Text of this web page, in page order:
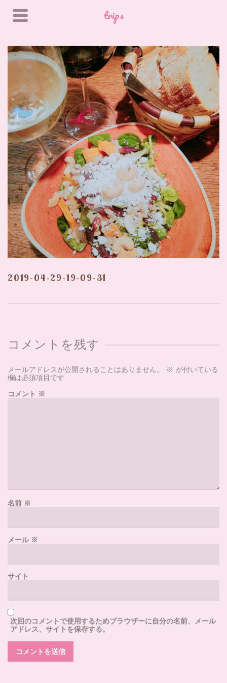
trips
2019-04-29-19-09-31
コメントを残す
メールアドレスが公開されることはありません。 ※ が付いている
欄は必須項目です
コメント ※
名前 ※
メール※
サイト
次回のコメントで使用するためブラウザーに自分の名前、メール
アドレス、サイトを保存する。